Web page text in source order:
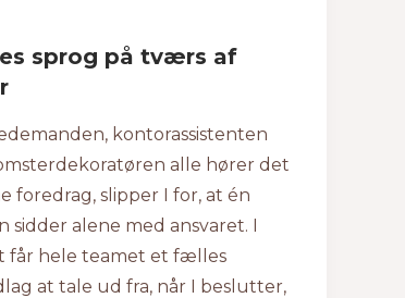
sprog på tværs af
kontorassistenten
alle hører det
foredrag, slipper I for, at én
sidder alene med ansvaret. I
får hele teamet et fælles
at tale ud fra, når I beslutter,